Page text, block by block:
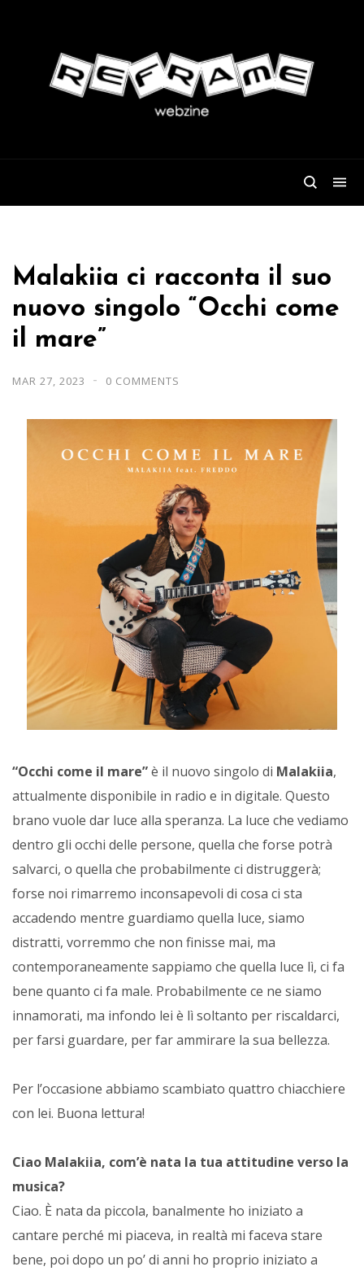
Malakiia ci racconta il suo
nuovo singolo “Occhi come
il mare”
MAR 27, 2023 0 COMMENTS
“Occhi come il mare”è il nuovo singolo di Malakiia,
attualmente disponibile in radio e in digitale. Questo
brano vuole dar luce alla speranza. La luce che vediamo
dentro gli occhi delle persone, quella che forse potrà
salvarci, o quella che probabilmente ci distruggerà;
forse noi rimarremo inconsapevoli di cosa ci sta
accadendo mentre guardiamo quella luce, siamo
distratti, vorremmo che non finisse mai, ma
contemporaneamente sappiamo che quella luce lì, ci fa
bene quanto ci fa male. Probabilmente ce ne siamo
innamorati, ma infondo lei è lì soltanto per riscaldarci,
per farsi guardare, per far ammirare la sua bellezza.
Per l’occasione abbiamo scambiato quattro chiacchiere
con lei. Buona lettura!
Ciao Malakiia, com’è nata la tua attitudine verso la
musica?
Ciao. È nata da piccola, banalmente ho iniziato a
cantare perché mi piaceva, in realtà mi faceva stare
bene, poi dopo un po’ di anni ho proprio iniziato a